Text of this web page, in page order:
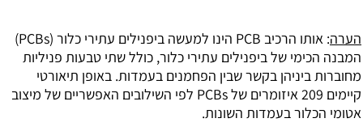
הערה
: אותו הרכיב PCB הינו למעשה ביפנילים עתירי כלור (PCBs)
המבנה הכימי של ביפנילים עתירי כלור, כולל שתי טבעות פניליות
מחוברות ביניהן בקשר שבין הפחמנים בעמדות. באופן תיאורטי
קיימים 209 איזומרים של PCBs לפי השילובים האפשריים של מיצוב
אטומי הכלור בעמדות השונות.